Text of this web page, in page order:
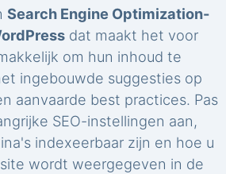
Search Engine Optimization-
dat maakt het voor
om hun inhoud te
ingebouwde suggesties op
aanvaarde best practices. Pas
SEO-instellingen aan,
indexeerbaar zijn en hoe u
wordt weergegeven in de